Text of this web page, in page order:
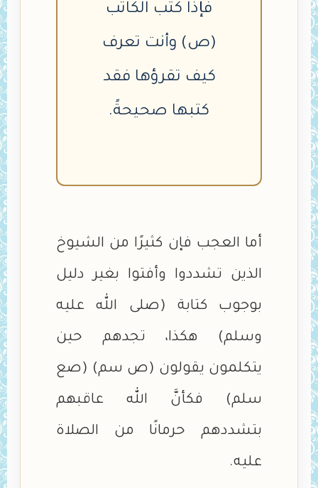
فإذا كتب الكاتب
(ص) وأنت تعرف
كيف تقرؤها فقد
كتبها صحيحةً.
أما العجب فإن كثيرًا من الشيوخ
الذين تشددوا وأفتوا بغير دليل
بوجوب كتابة (صلى الله عليه
وسلم) هكذا، تجدهم حين
يتكلمون يقولون (ص سم) (صع
سلم) فكأنَّ الله عاقبهم
بتشددهم حرمانًا من الصلاة
عليه.